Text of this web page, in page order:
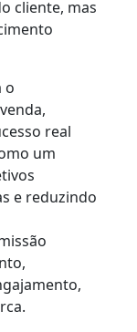
cliente, mas
o
real
um
e reduzindo